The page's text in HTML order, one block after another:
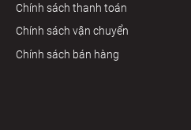
Chính sách thanh toán
Chính sách vận chuyển
Chính sách bán hàng